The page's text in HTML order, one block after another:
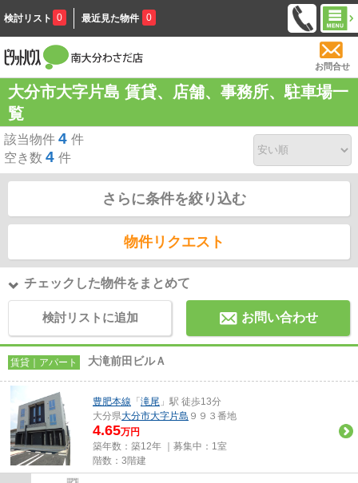
検討リスト 0 最近見た物件 0
お問合せ
大分市大字片島 賃貸、店舗、事務所、駐車場一
覧
該当物件 4 件
空き数 4 件
さらに条件を絞り込む
物件リクエスト
チェックした物件をまとめて
検討リストに追加 お問い合わせ
賃貸｜アパート 大滝前田ビルＡ
豊肥本線 「 滝尾 」駅 徒歩13分
大分県大分市大字片島 ９９３番地
4.65万円
築年数：築12年 ｜募集中： 1室
階数：3階建